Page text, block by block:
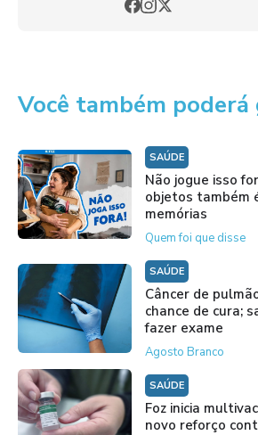
Você também
SAÚDE
Não jogue isso
objetos também
memórias
Quem foi que disse
SAÚDE
Câncer de
chance de cura;
fazer exame
Agosto Branco
SAÚDE
Foz inicia
novo reforço